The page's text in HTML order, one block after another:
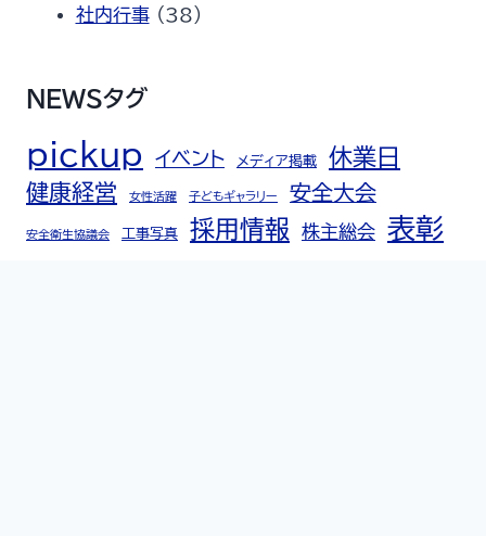
社内行事(38)
NEWSタグ
pickup イベント メディア掲載
休業日
健康経営
女性活躍 子どもギャラリー 安全大会
安全衛生協議会 工事写真 採用情報 株主総会 表彰